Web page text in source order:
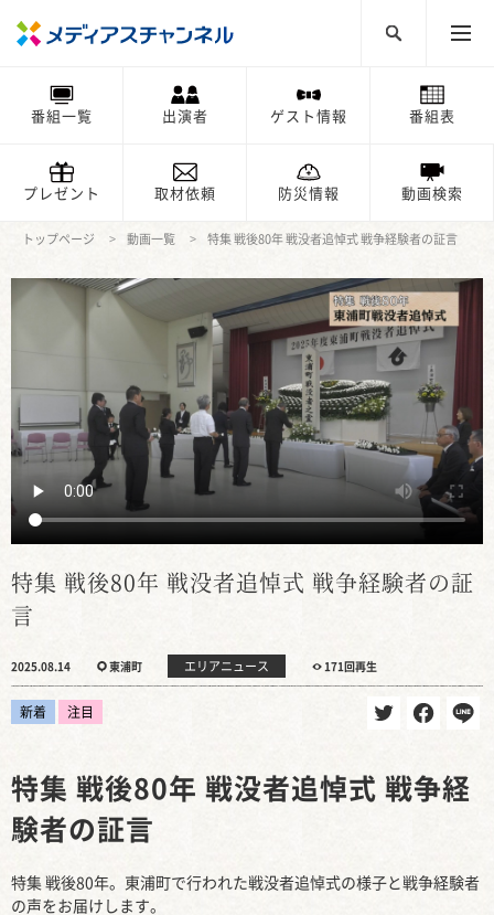
番組一覧 出演者 ゲスト情報 番組表
プレゼント 取材依頼 防災情報 動画検索
トップページ 動画一覧 特集 戦後80年 戦没者追悼式 戦争経験者の証言
特集 戦後80年 戦没者追悼式 戦争経験者の証
言
2025.08.14 東浦町 エリアニュース 171回再生
新着 注目
特集 戦後80年 戦没者追悼式 戦争経
験者の証言
特集 戦後80年。東浦町で行われた戦没者追悼式の様子と戦争経験者
の声をお届けします。